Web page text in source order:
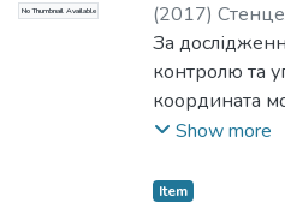
No Thumbnail Available (2017)
Черкас, К.;
За
контролю та
координата
часом, так і
декілька.
Show more
Item